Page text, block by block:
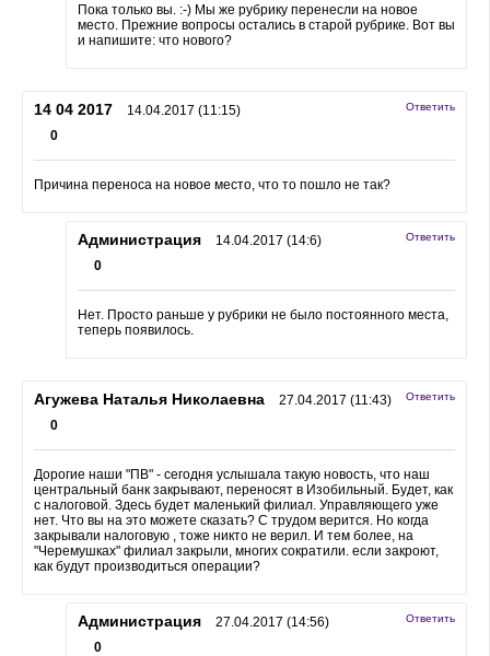
Пока только вы. :-) Мы же рубрику перенесли на новое
место. Прежние вопросы остались в старой рубрике. Вот вы
и напишите: что нового?
Ответить
14 04 2017
14.04.2017 (11:15)
0
Причина переноса на новое место, что то пошло не так?
Ответить
Администрация
14.04.2017 (14:6)
0
Нет. Просто раньше у рубрики не было постоянного места,
теперь появилось.
Ответить
Агужева Наталья Николаевна
27.04.2017 (11:43)
0
Дорогие наши "ПВ" - сегодня услышала такую новость, что наш
центральный банк закрывают, переносят в Изобильный. Будет, как
с налоговой. Здесь будет маленький филиал. Управляющего уже
нет. Что вы на это можете сказать? С трудом верится. Но когда
закрывали налоговую , тоже никто не верил. И тем более, на
"Черемушках" филиал закрыли, многих сократили. если закроют,
как будут производиться операции?
Ответить
Администрация
27.04.2017 (14:56)
0